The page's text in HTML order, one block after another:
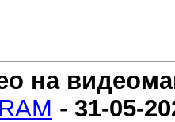
на
- 31-05-